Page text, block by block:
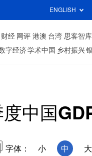
ENGLISH
财经 网评 港澳 台湾 思客智库
字经济学术中国 乡村振兴
度中国
字体： 小 中 大